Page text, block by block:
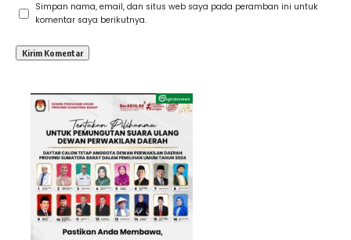
Simpan nama, email, dan situs web saya pada peramban ini untuk
komentar saya berikutnya.